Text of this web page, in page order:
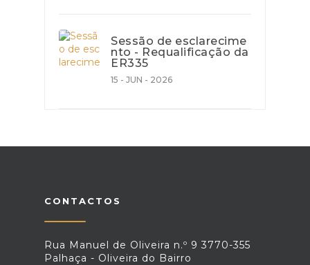
Sessão de esclarecime
nto - Requalificação da
ER335
15 - JUN - 2026
CONTACTOS
Rua Manuel de Oliveira n.º 9 3770-355
Palhaça - Oliveira do Bairro